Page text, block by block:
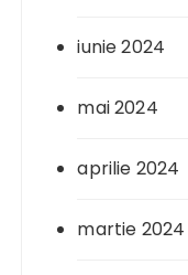
iunie 2024
mai 2024
aprilie 2024
martie 2024